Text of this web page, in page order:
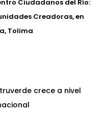
Ciudadanos del Río:
Creadoras, en
Tolima
crece a nivel